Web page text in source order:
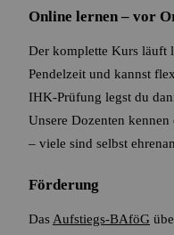
Online lernen – vor
Der komplette Kurs läuft
Pendelzeit und kannst
IHK-Prüfung legst du
Unsere Dozenten
– viele sind selbst
Förderung
Das Aufstiegs-BAföG